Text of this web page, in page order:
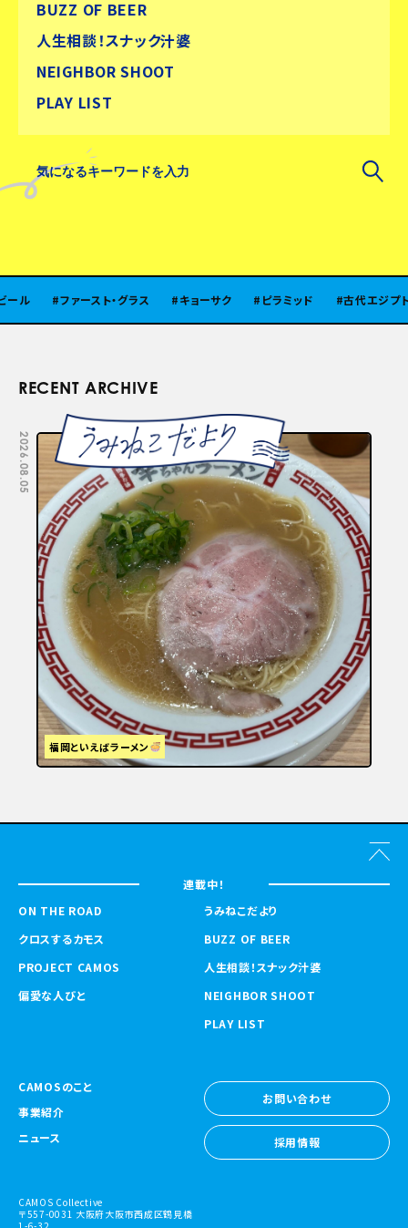
BUZZ OF BEER
人生相談！スナック汁婆
NEIGHBOR SHOOT
PLAY LIST
ファースト・グラス キョーサク ピラミッド 古代エジプト 北
RECENT ARCHIVE
2026.08.05
福岡といえばラーメン
連載中！
ON THE ROAD
クロスするカモス
PROJECT CAMOS
偏愛な人びと
うみねこだより
BUZZ OF BEER
人生相談！スナック汁婆
NEIGHBOR SHOOT
PLAY LIST
CAMOSのこと
事業紹介
ニュース
お問い合わせ
お問い合わせ
採用情報
CAMOS Collective
〒557-0031 大阪府大阪市西成区鶴見橋